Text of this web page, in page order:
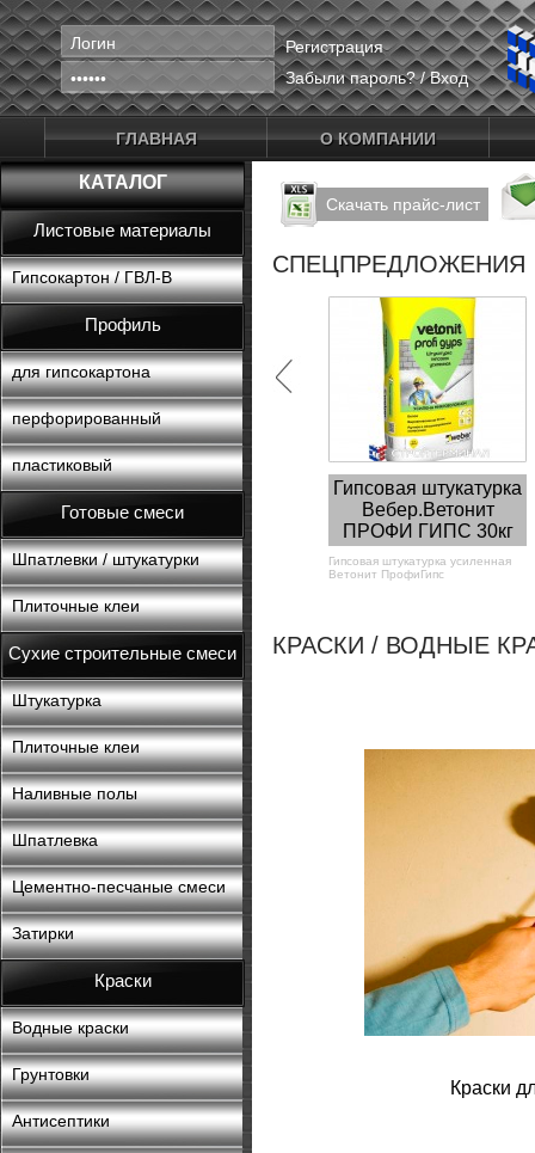
Регистрация
Забыли пароль?/Вход
ГЛАВНАЯ О КОМПАНИИ
КАТАЛОГ
Листовые материалы
Гипсокартон / ГВЛ-В
Профиль
для гипсокартона
перфорированный
пластиковый
Готовые смеси
Шпатлевки / штукатурки
Плиточные клеи
Сухие строительные смеси
Штукатурка
Плиточные клеи
Наливные полы
Шпатлевка
Цементно-песчаные смеси
Затирки
Краски
Водные краски
Грунтовки
Антисептики
Скачать прайс-лист
СПЕЦПРЕДЛОЖЕНИЯ
Гипсовая штукатурка
Вебер.Ветонит
ПРОФИ ГИПС 30кг
Гипсовая штукатурка усиленная
Ветонит ПрофиГипс
КРАСКИ / ВОДНЫЕ
Краски